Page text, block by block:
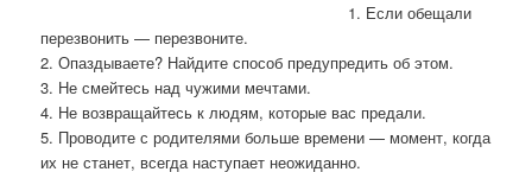
1. Если обещали
перезвонить — перезвоните.
2. Опаздываете? Найдите способ предупредить об этом.
3. Не смейтесь над чужими мечтами.
4. Не возвращайтесь к людям, которые вас предали.
5. Проводите с родителями больше времени — момент, когда
их не станет, всегда наступает неожиданно.